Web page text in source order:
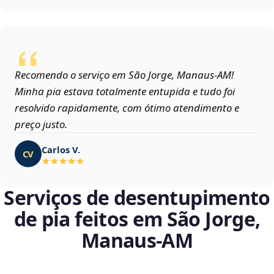
Recomendo o serviço em São Jorge, Manaus‑AM!
Minha pia estava totalmente entupida e tudo foi
resolvido rapidamente, com ótimo atendimento e
preço justo.
CV Carlos V.
Serviços de desentupimento
de pia feitos em São Jorge,
Manaus‑AM